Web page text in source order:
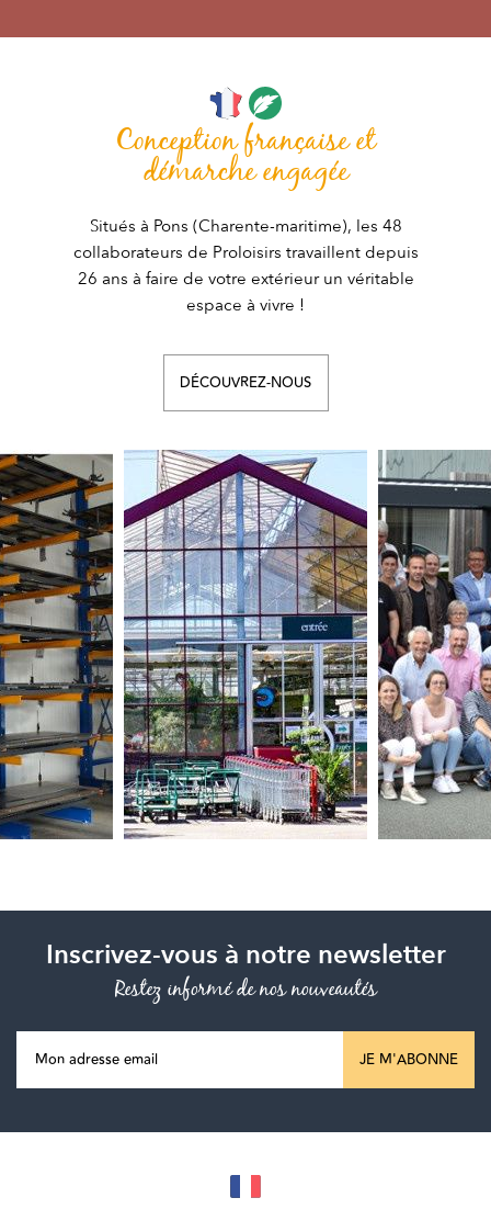
Conception française et
démarche engagée
Situés à Pons (Charente-maritime), les 48
collaborateurs de Proloisirs travaillent depuis
26 ans à faire de votre extérieur un véritable
espace à vivre !
DÉCOUVREZ-NOUS
Inscrivez-vous à notre newsletter
Restez informé de nos nouveautés
JE M'ABONNE